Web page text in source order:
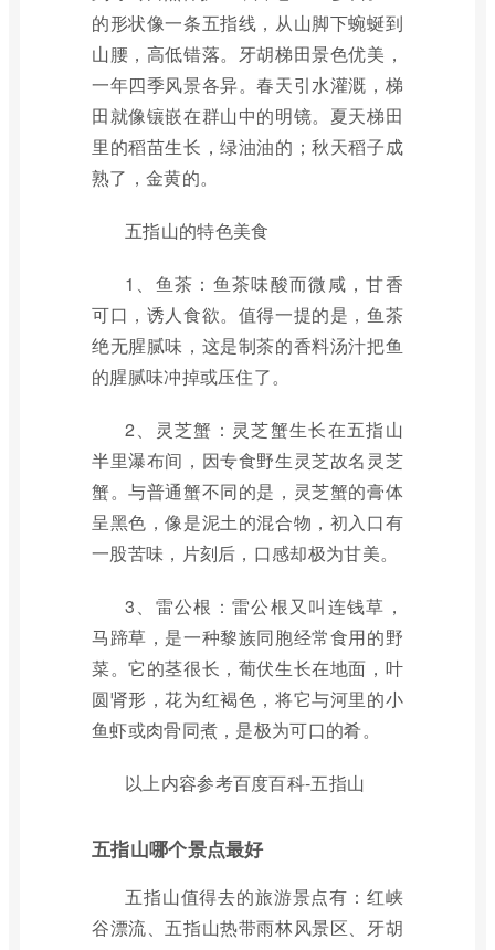
的形状像一条五指线，从山脚下蜿蜒到
山腰，高低错落。牙胡梯田景色优美，
一年四季风景各异。春天引水灌溉，梯
田就像镶嵌在群山中的明镜。夏天梯田
里的稻苗生长，绿油油的；秋天稻子成
熟了，金黄的。
五指山的特色美食
1、鱼茶：鱼茶味酸而微咸，甘香
可口，诱人食欲。值得一提的是，鱼茶
绝无腥腻味，这是制茶的香料汤汁把鱼
的腥腻味冲掉或压住了。
2、灵芝蟹：灵芝蟹生长在五指山
半里瀑布间，因专食野生灵芝故名灵芝
蟹。与普通蟹不同的是，灵芝蟹的膏体
呈黑色，像是泥土的混合物，初入口有
一股苦味，片刻后，口感却极为甘美。
3、雷公根：雷公根又叫连钱草，
马蹄草，是一种黎族同胞经常食用的野
菜。它的茎很长，葡伏生长在地面，叶
圆肾形，花为红褐色，将它与河里的小
鱼虾或肉骨同煮，是极为可口的肴。
以上内容参考百度百科-五指山
五指山哪个景点最好
五指山值得去的旅游景点有：红峡
谷漂流、五指山热带雨林风景区、牙胡